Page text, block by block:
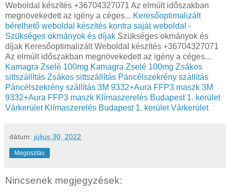
Weboldal készítés +36704327071 Az elmúlt időszakban
megnövekedett az igény a céges... Keresőoptimalizált
bérelhető weboldal készítés kontra saját weboldal -
Szükséges okmányok és díjak Szükséges okmányok és
díjak Keresőoptimalizált Weboldal készítés +36704327071
Az elmúlt időszakban megnövekedett az igény a céges...
Kamagra Zselé 100mg Kamagra Zselé 100mg Zsákos
sittszállítás Zsákos sittszállítás Páncélszekrény szállítás
Páncélszekrény szállítás 3M 9332+Aura FFP3 maszk 3M
9332+Aura FFP3 maszk Klímaszerelés Budapest 1. kerület
Várkerület Klímaszerelés Budapest 1. kerület Várkerület
dátum: július 30, 2022
Megosztás
Nincsenek megjegyzések: